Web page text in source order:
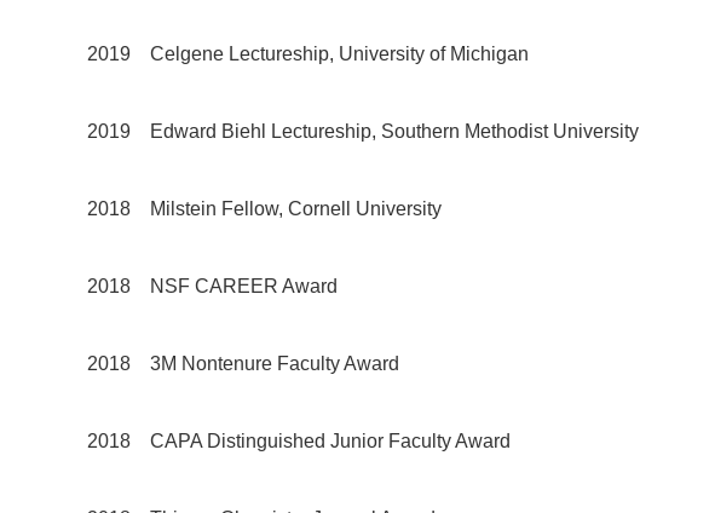
2019 Celgene Lectureship, University of Michigan
2019 Edward Biehl Lectureship, Southern Methodist University
2018 Milstein Fellow, Cornell University
2018 NSF CAREER Award
2018 3M Nontenure Faculty Award
2018 CAPA Distinguished Junior Faculty Award